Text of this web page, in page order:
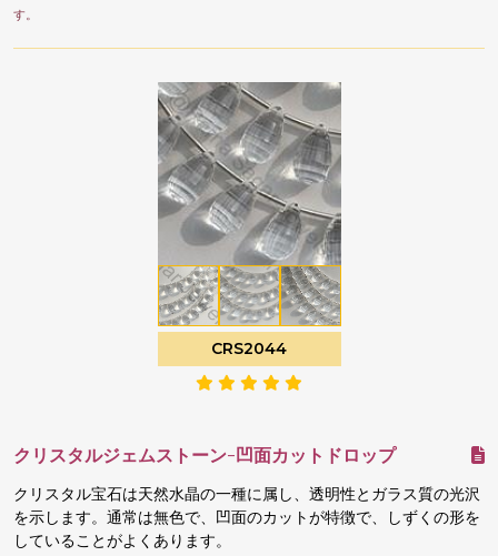
す。
CRS2044
クリスタルジェムストーン-凹面カットドロップ
クリスタル宝石は天然水晶の一種に属し、透明性とガラス質の光沢
を示します。通常は無色で、凹面のカットが特徴で、しずくの形を
していることがよくあります。